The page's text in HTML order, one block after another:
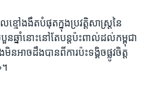
ៅ​ងងឹត​បំផុត​ក្នុង​ប្រវត្តិ​សាស្ត្រ​នៃ​
ឆ្នាំ​នោះ​នៅ​តែ​បន្ត​ប៉ះពាល់​ដល់​កម្ពុជា​
មិន​អាច​ដឹង​បាន​ពី​ការ​ប៉ះទង្គិច​ផ្លូវ​ចិត្ត​
។​